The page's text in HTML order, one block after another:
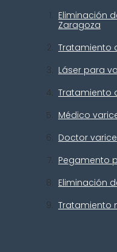
Eliminación
Zaragoza
Tratamiento
Láser para
Tratamiento
Médico
Doctor
Pegamento
Eliminación
Tratamiento